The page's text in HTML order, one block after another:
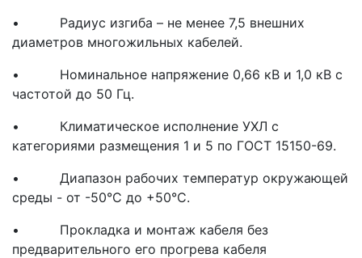
• Радиус изгиба – не менее 7,5 внешних
диаметров многожильных кабелей.
• Номинальное напряжение 0,66 кВ и 1,0 кВ с
частотой до 50 Гц.
• Климатическое исполнение УХЛ с
категориями размещения 1 и 5 по ГОСТ 15150-69.
• Диапазон рабочих температур окружающей
среды - от -50°С до +50°С.
• Прокладка и монтаж кабеля без
предварительного его прогрева кабеля